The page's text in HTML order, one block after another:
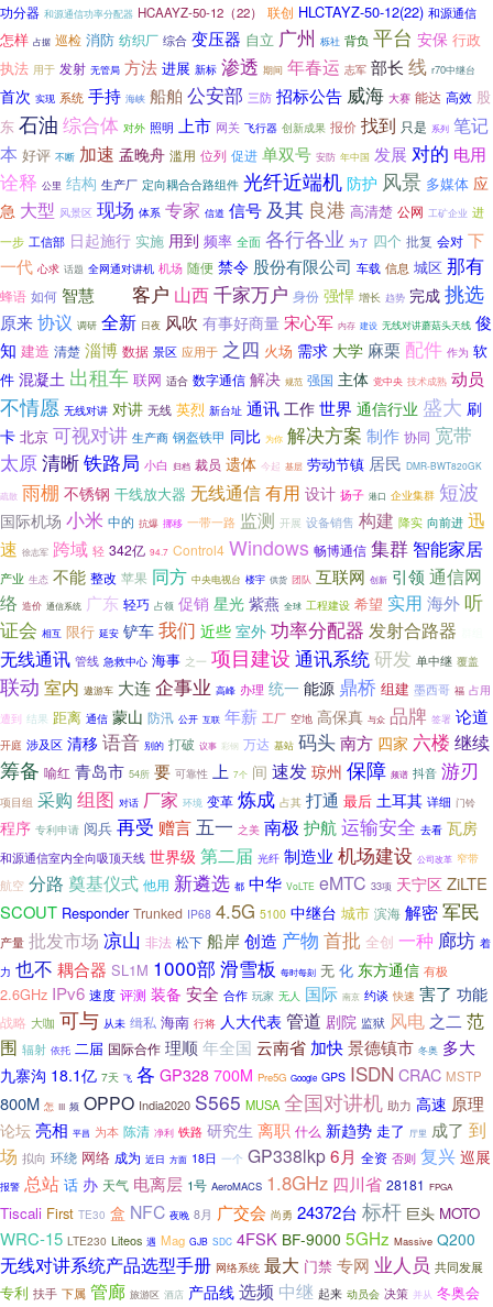
功分器 和源通信功率分配器 HCAAYZ-50-12（22） 联创 HLCTAYZ-50-12(22) 和源通信
怎样 占据 巡检 消防 纺织厂 综合 变压器 自立 广州 栎社 背负 平台 安保 行政
执法 用于 发射 无管局 方法 进展 新标 渗透 期间 年春运 志军 部长 线 r70中继台
首次 实现 系统 手持 海峡 船舶 公安部 三防 招标公告 威海 大赛 能达 高效 股
东 石油 综合体 对外 照明 上市 网关 飞行器 创新成果 报价 找到 只是 系列 笔记
本 好评 不断 加速 孟晚舟 滥用 位列 促进 单双号 安防 年中国 发展 对的 电用
诠释 公里 结构 生产厂 定向耦合合路组件 光纤近端机防护 风景 多媒体 应
急 大型 风景区 现场 体系 专家 信道 信号 及其 良港 高清楚 公网 工矿企业 进
一步 工信部 日起施行 实施 用到 频率 全面 各行各业 为了 四个 批复 会对 下
一代 心求 话题 全网通对讲机 机场 随便 禁令 股份有限公司 车载 信息 城区 那有
蜂语 如何 智慧 客户 山西千家万户 身份 强悍 增长 趋势 完成 挑选
原来协议 调研 全新 日夜 风吹 有事好商量 宋心军 内存 建设 无线对讲蘑菇头天线 俊
知 建造 清楚 淄博 数据 景区 应用于 之四 火场 需求 大学 麻栗 配件 作为 软
件 混凝土 出租车 联网 适合 数字通信 解决 规范 强国 主体 党中央 技术成熟 动员
不情愿 无线对讲 对讲 无线 英烈 新台址 通讯 工作 世界 通信行业 盛大 刷
卡 北京 可视对讲 生产商 钢盔铁甲 同比 为你 解决方案 制作 协同 宽带
太原清晰铁路局 小白 归档 裁员 遗体 今起 基层 劳动节镇 居民 DMR-BWT820GK
疏散 雨棚 不锈钢 干线放大器 无线通信有用 设计 扬子 港口 企业集群 短波
国际机场 小米 中的 抗爆 挪移 一带一路 监测 开展 设备销售 构建 降实 向前进 迅
速 徐志军 跨域 轻 342亿 94.7 Control4 Windows 畅博通信 集群 智能家居
产业 生态 不能 整改 苹果 同方 中央电视台 楼宇 供货 团队 互联网 创新 引领 通信网
络 造价 通信系统 广东 轻巧 占领 促销 星光 紫燕 全球 工程建设 希望 实用 海外听
证会 相互 限行 延安 铲车 我们 近些 室外 功率分配器 发射合路器
无线通讯 管线 急救中心 海事 之一 项目建设 通讯系统研发 单中继 覆盖
联动 室内 遨游车 大连企事业 高峰 办理 统一 能源 鼎桥 组建 墨西哥 福 占用
遭到 结果 距离 通信 蒙山 防汛 公开 互联 年薪 工厂 空地 高保真 与众 品牌 签署 论道
开庭 涉及区 清移 语音 别的 打破 议事 彩钢 万达 基站 码头南方 四家 六楼 继续
筹备 喻红 青岛市 54所 要 可靠性 上 7个 间 速发 琼州 保障 频谱 抖音 游刃
项目组 采购 组图 对话 厂家 环境 变革 炼成 占其 打通 最后 土耳其 详细 门铃
程序 专利申请 阅兵 再受 赠言五一 之美 南极 护航 运输安全 去看 瓦房
和源通信室内全向吸顶天线 世界级 第二届 光纤 制造业 机场建设 公司改革 窄带
航空 分路 奠基仪式 他用 新遴选 都 中华 VoLTE eMTC 33项 天宁区 ZiLTE
SCOUT Responder Trunked IP68 4.5G 5100 中继台 城市 滨海 解密军民
产量 批发市场 凉山 非法 松下 船岸创造 产物 首批 全创 一种 廊坊 着
力 也不 耦合器 SL1M 1000部 滑雪板 每时每刻 无 化 东方通信 有极
2.6GHz IPv6 速度 评测 装备 安全 合作 玩家 无人 国际 南京 约谈 快速 害了 功能
战略 大咖 可与 从未 缉私 海南 行将 人大代表 管道 剧院 监狱 风电 之二 范
围 辐射 依托 二届 国际合作 理顺 年全国 云南省 加快景德镇市 冬奥 多大
九寨沟 18.1亿 7天 飞 各 GP328 700M Pre5G Google GPS ISDN CRAC MSTP
800M 怎 III 频 OPPO India2020 S565 MUSA 全国对讲机 助力 高速 原理
论坛 亮相 平昌 为本 陈清 净利 铁路 研究生 离职 什么 新趋势 走了 厅里 成了 到
场 拟向 环绕 网络 成为 近日 方面 18日 一个 GP338lkp6月 全资 否则 复兴 巡展
报警 总站 话 办 天气 电离层 1号 AeroMACS 1.8GHz 四川省 28181 FPGA
Tiscali First TE30 盒 NFC 夜晚 8月 广交会 尚勇 24372台 标杆 巨头 MOTO
WRC-15 LTE230 Liteos 遇 Mag GJB SDC 4FSK BF-9000 5GHz Massive Q200
无线对讲系统产品选型手册 网络系统 最大 门禁 专网 业人员 共同发展
专利 扶手 下属 管廊 旅游区 酒店 产品线 选频 中继 起来 动员会 决策 并从 冬奥会